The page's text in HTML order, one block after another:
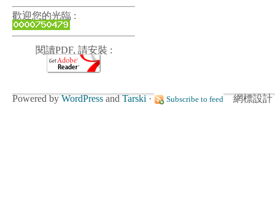
歡迎您的光臨 :
閱讀PDF, 請安裝 :
Powered byWordPressandTarski· Subscribe to feed網標設計